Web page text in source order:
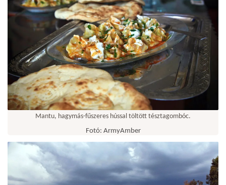
Mantu, hagymás-fűszeres hússal töltött tésztagombóc.
Fotó: ArmyAmber